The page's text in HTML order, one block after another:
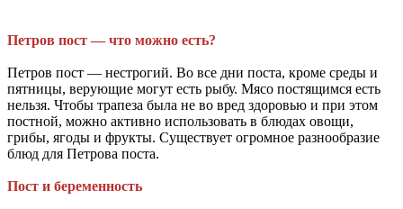
Петров пост — что можно есть?
Петров пост — нестрогий. Во все дни поста, кроме среды и
пятницы, верующие могут есть рыбу. Мясо постящимся есть
нельзя. Чтобы трапеза была не во вред здоровью и при этом
постной, можно активно использовать в блюдах овощи,
грибы, ягоды и фрукты. Существует огромное разнообразие
блюд для Петрова поста.
Пост и беременность